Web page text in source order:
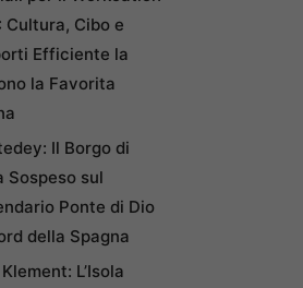
Cultura, Cibo e
Efficiente la
la Favorita
Il Borgo di
Sospeso sul
Ponte di Dio
della Spagna
L’Isola